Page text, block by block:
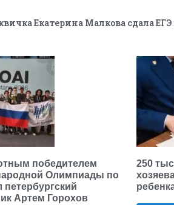
Екатерина Малкова сдала ЕГЭ
победителем
Олимпиады по
петербургский
Артем Горохов
250